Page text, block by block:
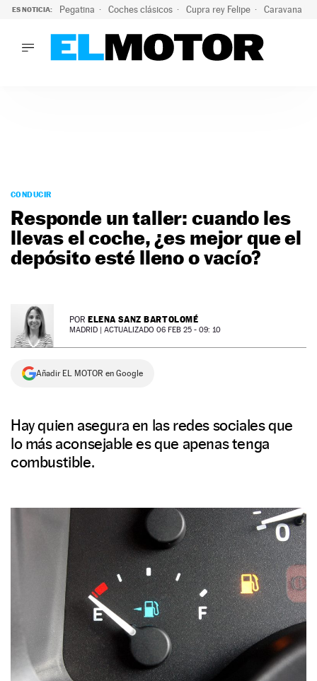
ES NOTICIA: Pegatina Coches clásicos Cupra rey Felipe Caravana
PODCAST
MOTOS
TECNOLOGÍA
SUPERCOCHES
MOTORTV
SERVICIOS
NEWSLETTER
SÍGUENOS
CONDUCIR
Responde un taller: cuando les
llevas el coche, ¿es mejor que el
depósito esté lleno o vacío?
POR ELENA SANZ BARTOLOMÉ
MADRID | ACTUALIZADO 06 FEB 25 - 09: 10
Añadir EL MOTOR en Google
Hay quien asegura en las redes sociales que
lo más aconsejable es que apenas tenga
combustible.